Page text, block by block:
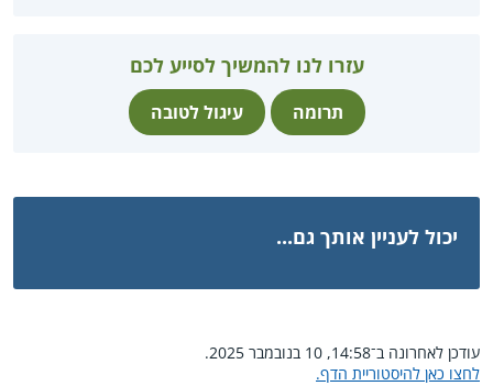
עזרו לנו להמשיך לסייע לכם
תרומה עיגול לטובה
יכול לעניין אותך גם...
עודכן לאחרונה ב־14:58, 10 בנובמבר 2025.
לחצו כאן להיסטוריית הדף.